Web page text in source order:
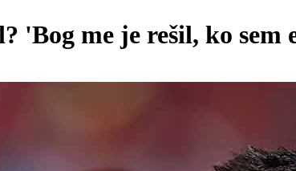
'Bog me je rešil, ko sem